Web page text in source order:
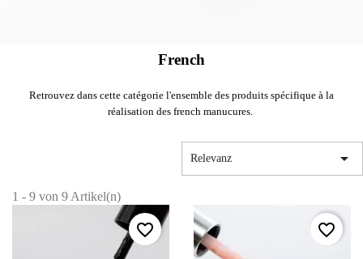
French
Retrouvez dans cette catégorie l'ensemble des produits spécifique à la
réalisation des french manucures.
Relevanz 
1 - 9 von 9 Artikel(n)
favorite_border favorite_border